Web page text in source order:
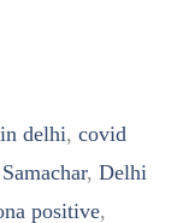
delhi, covid
, Delhi
positive,